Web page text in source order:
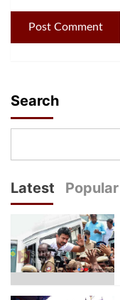
Search
Latest Popular